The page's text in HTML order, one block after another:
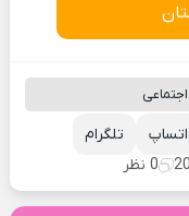
تلگرام
0 نظر